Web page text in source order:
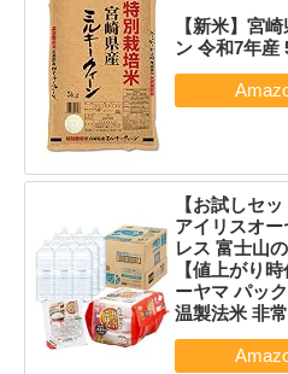
【新米】宮
ン 令和7年産
【お試しセ
アイリスオ
レス 富士山
【値上がり
ーヤマ パッ
温製法米 非